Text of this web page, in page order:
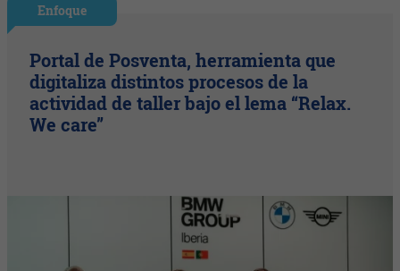
Enfoque
Portal de Posventa, herramienta que
digitaliza distintos procesos de la
actividad de taller bajo el lema “Relax.
We care”